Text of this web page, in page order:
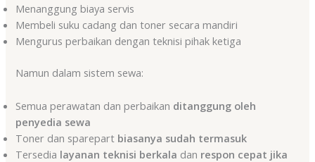
Menanggung biaya servis
Membeli suku cadang dan toner secara mandiri
Mengurus perbaikan dengan teknisi pihak ketiga
Namun dalam sistem sewa:
Semua perawatan dan perbaikan ditanggung oleh
penyedia sewa
Toner dan sparepart biasanya sudah termasuk
Tersedia layanan teknisi berkala dan respon cepat jika